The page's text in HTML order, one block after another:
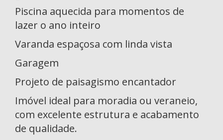
Piscina aquecida para momentos de
lazer o ano inteiro
Varanda espaçosa com linda vista
Garagem
Projeto de paisagismo encantador
Imóvel ideal para moradia ou veraneio,
com excelente estrutura e acabamento
de qualidade.